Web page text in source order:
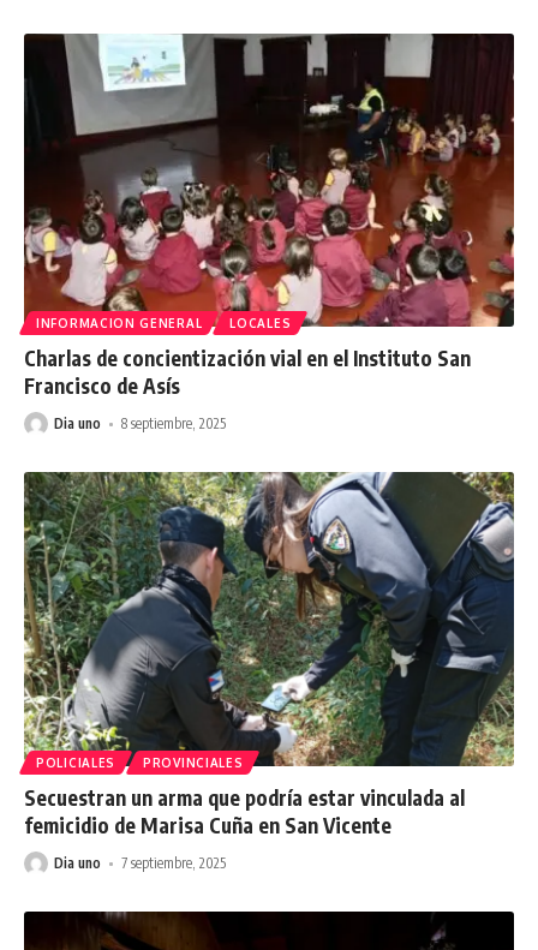
INFORMACION GENERAL LOCALES
Charlas de concientización vial en el Instituto San
Francisco de Asís
Dia uno 8 septiembre, 2025
POLICIALES PROVINCIALES
Secuestran un arma que podría estar vinculada al
femicidio de Marisa Cuña en San Vicente
Dia uno 7 septiembre, 2025